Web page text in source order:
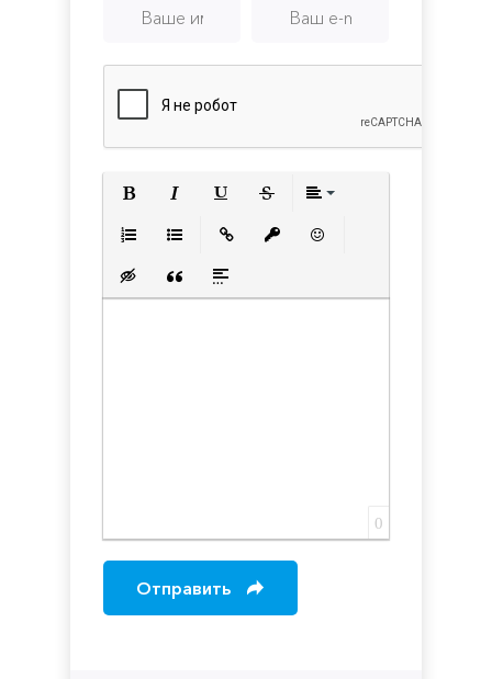
Вставка скрытого текста
Вставка цитаты
Вставка спойлера
0
Отправить